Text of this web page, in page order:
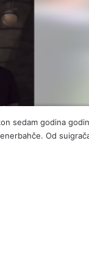
sedam godina
Od